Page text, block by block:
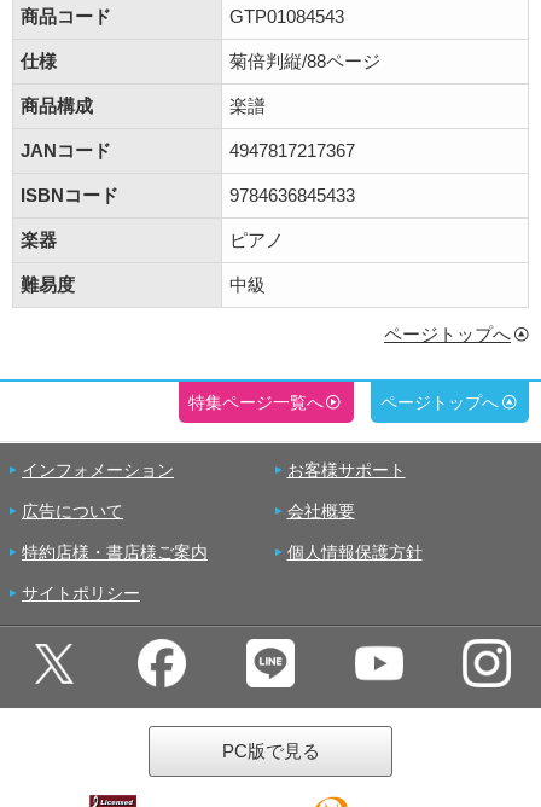
商品コード
GTP01084543
仕様 菊倍判縦/88ページ
商品構成 楽譜
JANコード 4947817217367
ISBNコード 9784636845433
楽器 ピアノ
難易度 中級
ページトップへ
特集ページ一覧へ ページトップへ
インフォメーション お客様サポート
広告について 会社概要
特約店様・書店様ご案内 個人情報保護方針
サイトポリシー
PC版で見る